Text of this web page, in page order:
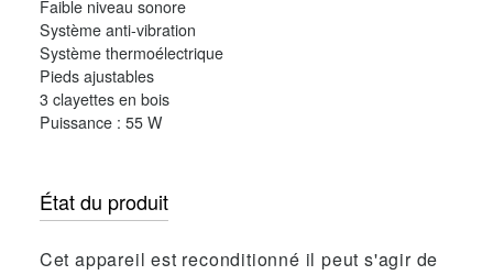
Faible niveau sonore
Système anti-vibration
Système thermoélectrique
Pieds ajustables
3 clayettes en bois
Puissance : 55 W
État du produit
Cet appareil est reconditionné il peut s'agir de